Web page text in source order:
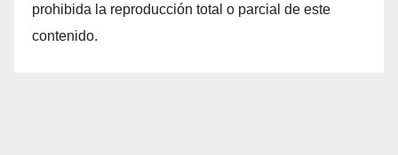
prohibida la reproducción total o parcial de este
contenido.